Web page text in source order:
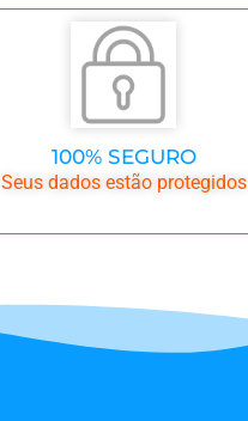
100% SEGURO
Seus dados estão protegidos